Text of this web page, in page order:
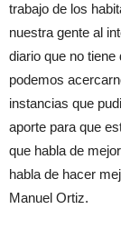
trabajo de los
nuestra gente al
diario que no
podemos
instancias que
aporte para que
que habla de
habla de hacer
Manuel Ortiz.